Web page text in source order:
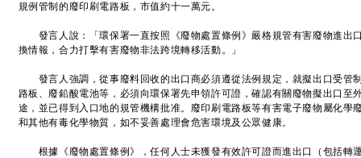
規例管制的廢印刷電路板，市值約十一萬元。
發言人說：「環保署一直按照《廢物處置條例》嚴格規管有害廢物進出
換情報，合力打擊有害廢物非法跨境轉移活動。」
發言人強調，從事廢料回收的出口商必須遵從法例規定，就擬出口受管
路板、廢鉛酸電池等，必須向環保署先申領許可證，確認有關廢物擬出口至
途，並已得到入口地的規管機構批准。廢印刷電路板等有害電子廢物屬化學
和其他有毒化學物質，如不妥善處理會危害環境及公眾健康。
根據《廢物處置條例》，任何人士未獲發有效許可證而進出口（包括轉